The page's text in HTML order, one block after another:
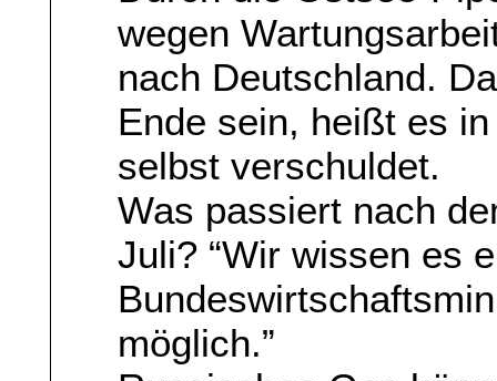
wegen
nach Deutschland.
Ende sein, heißt es
selbst verschuldet.
Was passiert nach
Juli? “Wir wissen es
möglich.”